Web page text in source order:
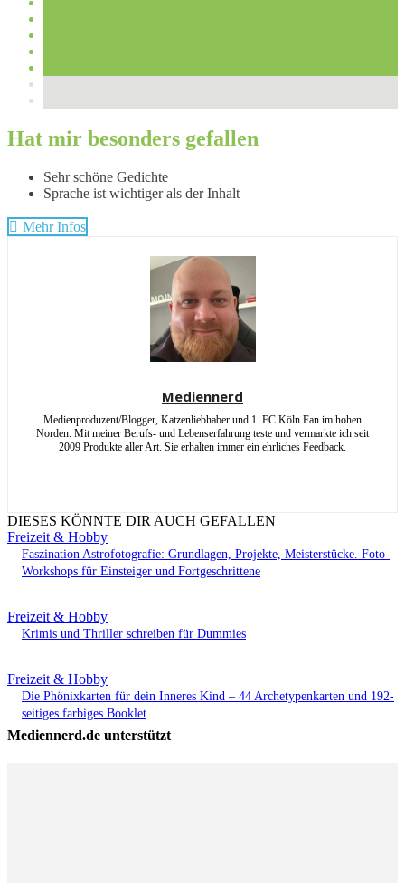
Hat mir besonders gefallen
Sehr schöne Gedichte
Sprache ist wichtiger als der Inhalt
Mehr Infos
Mediennerd
Medienproduzent/Blogger, Katzenliebhaber und 1. FC Köln Fan im hohen
Norden. Mit meiner Berufs- und Lebenserfahrung teste und vermarkte ich seit
2009 Produkte aller Art. Sie erhalten immer ein ehrliches Feedback.
DIESES KÖNNTE DIR AUCH GEFALLEN
Freizeit & Hobby
Faszination Astrofotografie: Grundlagen, Projekte, Meisterstücke. Foto-
Workshops für Einsteiger und Fortgeschrittene
Freizeit & Hobby
Krimis und Thriller schreiben für Dummies
Freizeit & Hobby
Die Phönixkarten für dein Inneres Kind – 44 Archetypenkarten und 192-
seitiges farbiges Booklet
Mediennerd.de unterstützt